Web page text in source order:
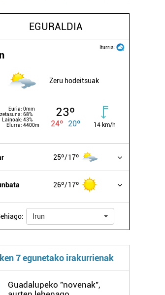
EGURALDIA
Iturria:
Zeru hodeitsuak
Euria: 0mm
68%
Lainoak: 43%
Elurra: 4400m
23º
24º 20º 14 km/h
25º 17º
26º 17º
Irun
7 egunetako irakurrienak
Guadalupeko "novenak",